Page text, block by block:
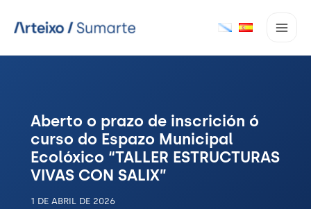
Aberto o prazo de inscrición ó
curso do Espazo Municipal
Ecolóxico “TALLER ESTRUCTURAS
VIVAS CON SALIX”
1 DE ABRIL DE 2026